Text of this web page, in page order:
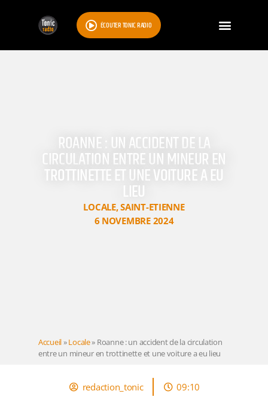
ÉCOUTER TONIC RADIO
ROANNE : UN ACCIDENT DE LA
CIRCULATION ENTRE UN MINEUR EN
TROTTINETTE ET UNE VOITURE A EU
LIEU
LOCALE,SAINT-ETIENNE
6 NOVEMBRE 2024
Accueil»Locale» Roanne : un accident de la circulation
entre un mineur en trottinette et une voiture a eu lieu
redaction_tonic
09:10